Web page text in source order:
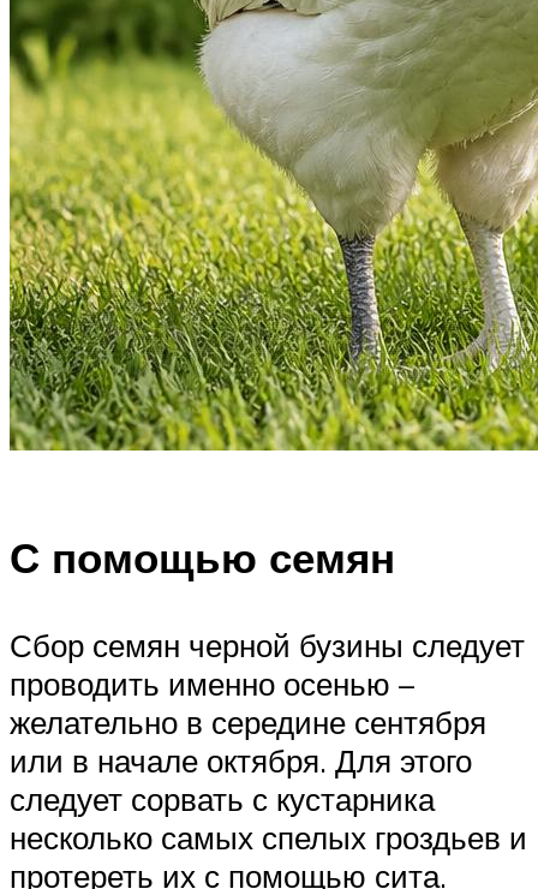
С помощью семян
Сбор семян черной бузины следует
проводить именно осенью –
желательно в середине сентября
или в начале октября. Для этого
следует сорвать с кустарника
несколько самых спелых гроздьев и
протереть их с помощью сита.